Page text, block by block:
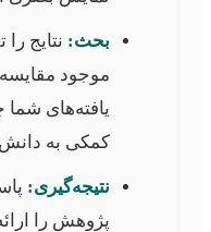
بحث: نتایج
موجود مقایسه
یافته‌های شما
کمکی به
نتیجه‌گیری:
پژوهش را